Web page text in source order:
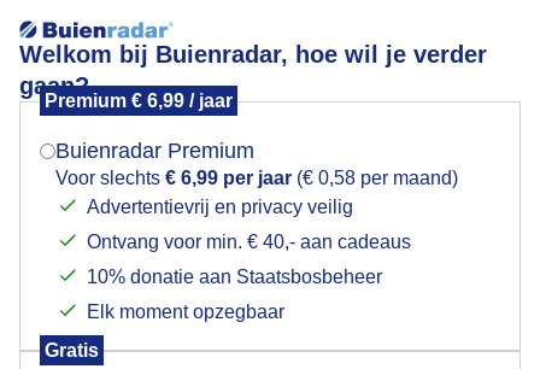
Welkom bij Buienradar, hoe wil je verder
gaan?
Premium € 6,99 / jaar
Buienradar Premium
Voor slechts € 6,99 per jaar (€ 0,58 per maand)
Advertentievrij en privacy veilig
Ontvang voor min. € 40,- aan cadeaus
10% donatie aan Staatsbosbeheer
Elk moment opzegbaar
Gratis
Zon en stapelwolken
Mogen we je locatie gebruiken voor het
Indien je hier nog geen akkoord op hebt gegeven,
verschijnt er zo een pop-up uit je browser waarin
Is goed, toon de popup